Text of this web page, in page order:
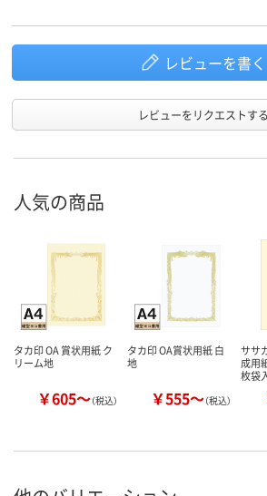
レビューを書く
レビューをリクエストする
人気の商品
タカ印 OA 賞状用紙 ク
リーム地
￥605～（税込）
タカ印 OA賞状用紙 白
地
￥555～（税込）
ササ
成用
枚袋